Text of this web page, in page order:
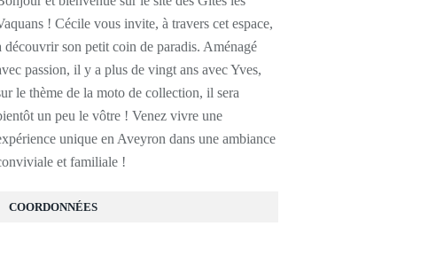
! Cécile vous invite, à travers cet espace,
découvrir son petit coin de paradis. Aménagé
passion, il y a plus de vingt ans avec Yves,
le thème de la moto de collection, il sera
un peu le vôtre ! Venez vivre une
unique en Aveyron dans une ambiance
et familiale !
COORDONNÉES